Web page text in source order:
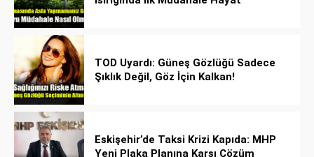
TOD Uyardı: Güneş Gözlüğü Sadece
Şıklık Değil, Göz İçin Kalkan!
Eskişehir’de Taksi Krizi Kapıda: MHP
Yeni Plaka Planına Karşı Çözüm